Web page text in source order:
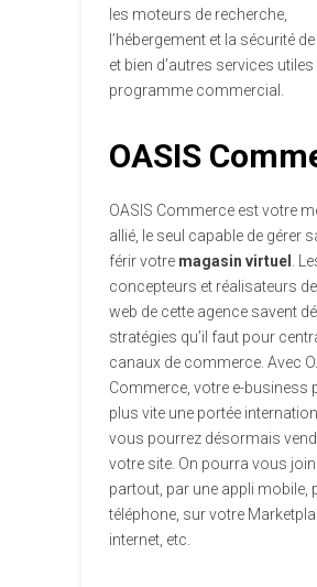
les moteurs de recherche,
l’hébergement et la sécurité
et bien d’autres services
programme commercial.
OASIS
OASIS Commerce est votre
allié, le seul capable de gérer
férir votre magasin virtuel .
concepteurs et réalisateurs
web de cette agence savent
stratégies qu’il faut pour
canaux de commerce. Avec
Commerce, votre e-business
plus vite une portée
vous pourrez désormais
votre site. On pourra vous
partout, par une appli mobile,
téléphone, sur votre
internet, etc.